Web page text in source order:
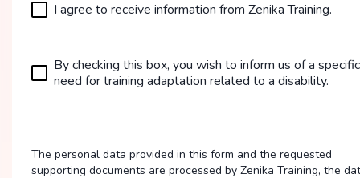
I agree to receive information from Zenika Training.
By checking this box, you wish to inform us of a specific
need for training adaptation related to a disability.
The personal data provided in this form and the requested
supporting documents are processed by Zenika Training, the